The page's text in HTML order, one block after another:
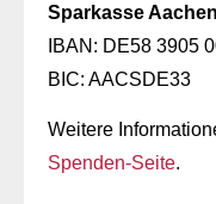
Sparkasse Aachen
IBAN: DE58 3905
BIC: AACSDE33
Weitere
Spenden-Seite.